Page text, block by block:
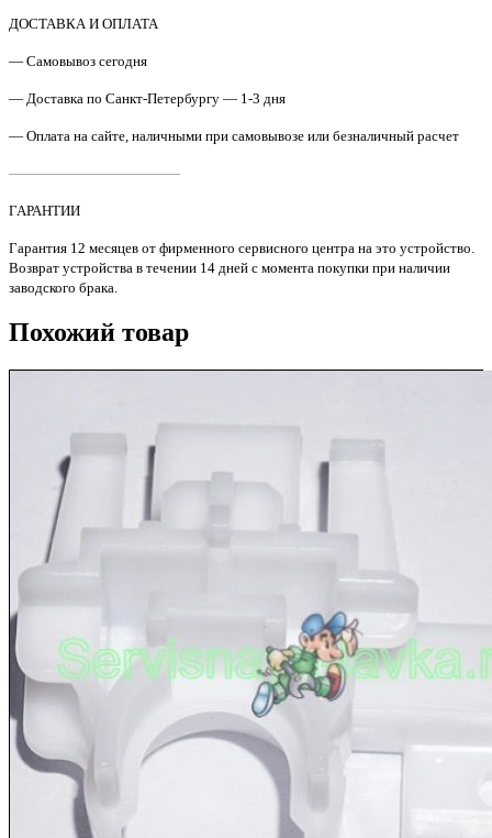
Бушинг
вала
Kyocera
FS-
S’tech
ДОСТАВКА И ОПЛАТА
— Самовывоз сегодня
— Доставка по Санкт-Петербургу — 1-3 дня
— Оплата на сайте, наличными при самовывозе или безналичный расчет
————————————
ГАРАНТИИ
Гарантия 12 месяцев от фирменного сервисного центра на это устройство.
Возврат устройства в течении 14 дней с момента покупки при наличии
заводского брака.
Похожий товар